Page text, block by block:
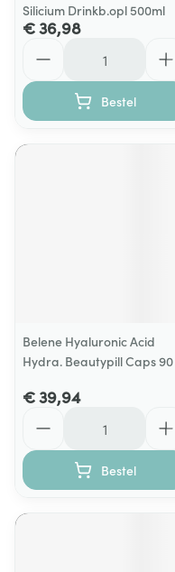
Silicium Drinkb.opl 500ml
€ 36,98
Bestel
Belene Hyaluronic Acid
Hydra. Beautypill Caps 90
€ 39,94
Bestel